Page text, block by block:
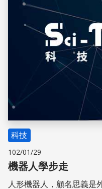
科技
102/01/29
機器人學步走
人形機器人，顧名思義是